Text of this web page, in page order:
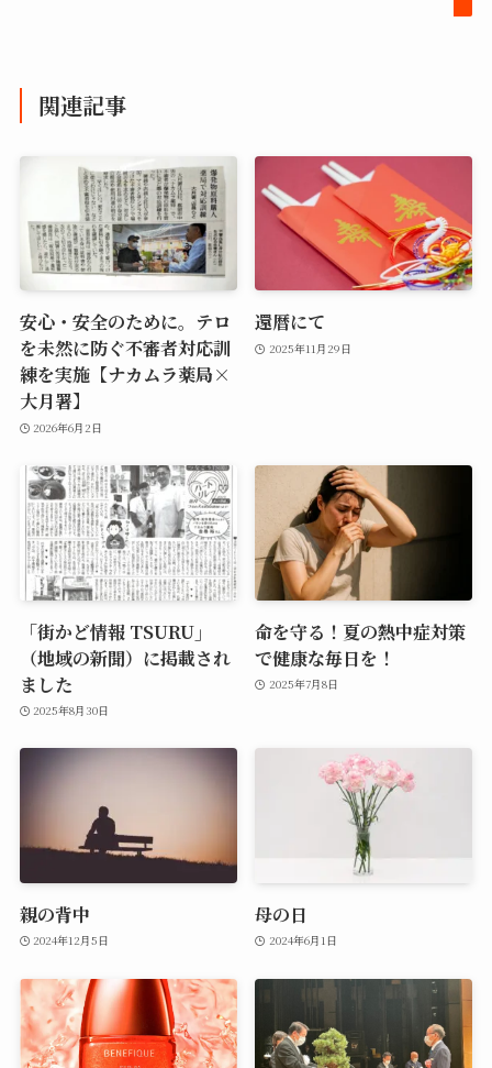
関連記事
安心・安全のために。テロ
を未然に防ぐ不審者対応訓
練を実施【ナカムラ薬局×
大月署】
2026年6月2日
還暦にて
2025年11月29日
「街かど情報 TSURU」
（地域の新聞）に掲載され
ました
2025年8月30日
命を守る！夏の熱中症対策
で健康な毎日を！
2025年7月8日
親の背中
2024年12月5日
母の日
2024年6月1日